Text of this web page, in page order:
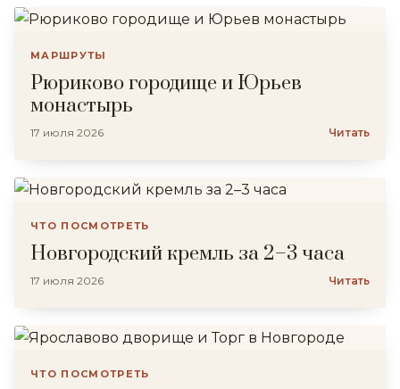
МАРШРУТЫ
Рюриково городище и Юрьев
монастырь
17 июля 2026 Читать
ЧТО ПОСМОТРЕТЬ
Новгородский кремль за 2–3 часа
17 июля 2026 Читать
ЧТО ПОСМОТРЕТЬ